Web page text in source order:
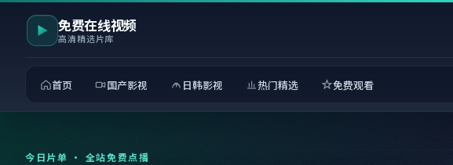
免费在线视频
高清精选片库
首页 国产影视 日韩影视 热门精选 免费观看
今日片单 · 全站免费点播